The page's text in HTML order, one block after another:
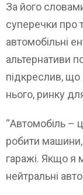
За його
суперечки про
автомобільні
альтернативи
підкреслив,
нього, ринку
“Автомобіль –
робити машини,
гаражі. Якщо я
нейтральні